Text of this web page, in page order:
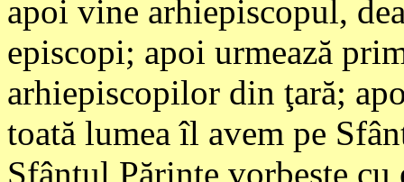
apoi vine arhiepiscopul,
episcopi; apoi urmează
arhiepiscopilor din ţară;
toată lumea îl avem pe
Sfântul Părinte vorbeşte